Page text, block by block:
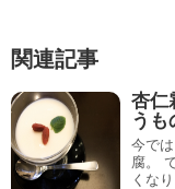
関連記事
杏仁
う
今で
腐。
くな